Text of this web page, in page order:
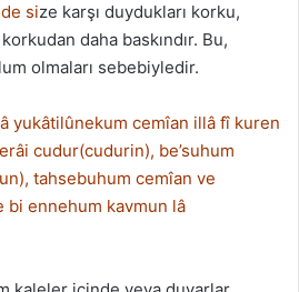
size karşı duydukları korku,
daha baskındır. Bu,
olmaları sebebiyledir.
yukâtilûnekum cemîan illâ fî kuren
cudur(cudurin), be’suhum
tahsebuhum cemîan ve
bi ennehum kavmun lâ